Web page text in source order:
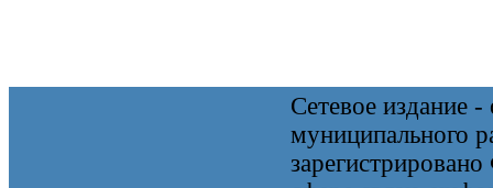
Сетевое издание
муниципального